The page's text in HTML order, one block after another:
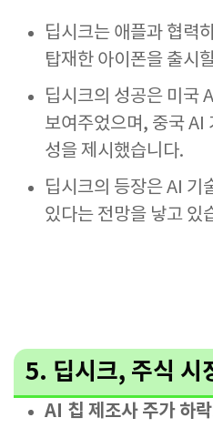
딥시크는 애플과 협력
탑재한 아이폰을 출시
딥시크의 성공은 미국
보여주었으며, 중국 AI
성을 제시했습니다.
딥시크의 등장은 AI 기
있다는 전망을 낳고 있
5. 딥시크, 주식 시
AI 칩 제조사 주가 하락